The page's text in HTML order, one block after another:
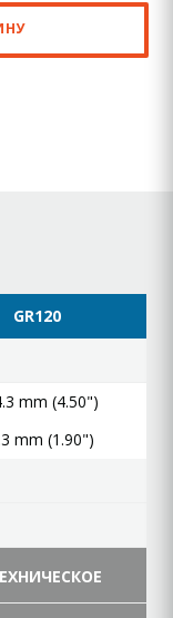
GR120
mm (4.50")
mm (1.90")